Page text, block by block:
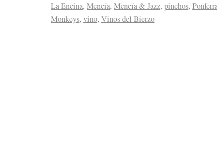
La Encina, Mencía, Mencía & Jazz, pinchos,
Monkeys, vino, Vinos del Bierzo